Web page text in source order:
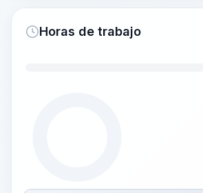
Horas de trabajo